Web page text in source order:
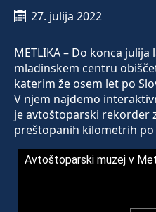
27. julija 2022
METLIKA – Do konca
mladinskem centru
katerim že osem let po
V njem najdemo
je avtoštoparski rekorder
preštopanih kilometrih po
Avtoštoparski muzej v